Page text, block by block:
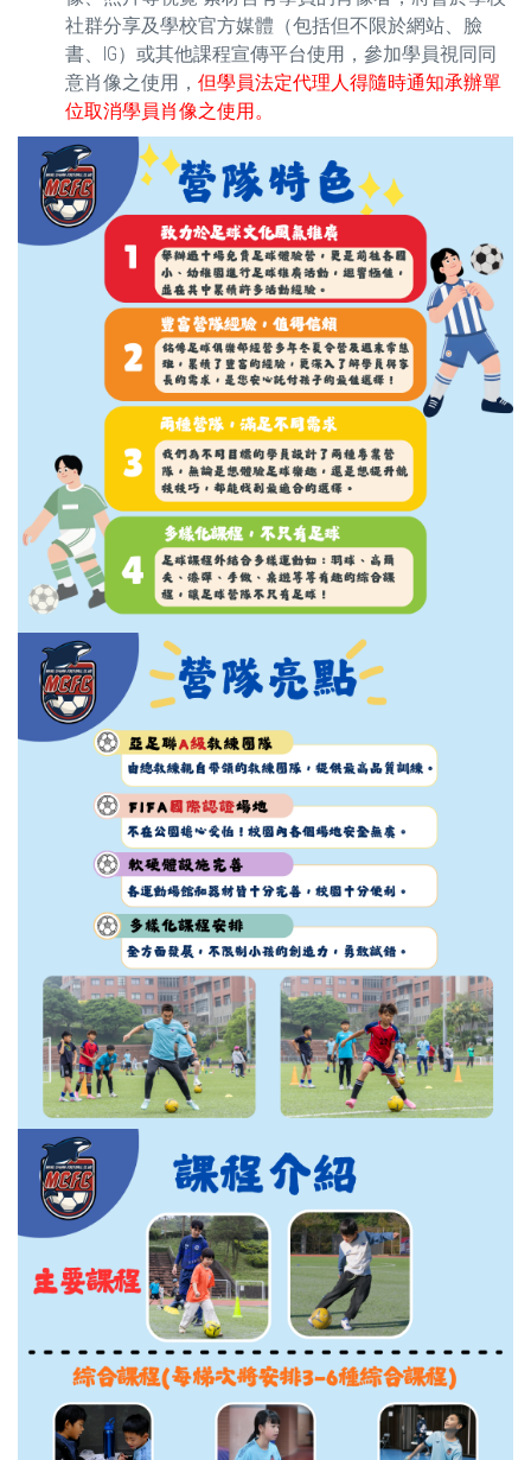
社群分享及學校官方媒體（包括但不限於網站、臉
書、IG）或其他課程宣傳平台使用，參加學員視同同
意肖像之使用， 但學員法定代理人得隨時通知承辦單
位取消學員肖像之使用。